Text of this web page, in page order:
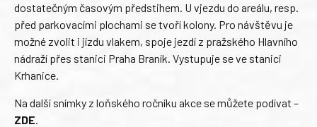
dostatečným časovým předstihem. U vjezdu do areálu, resp.
před parkovacími plochami se tvoří kolony. Pro návštěvu je
možné zvolit i jízdu vlakem, spoje jezdí z pražského Hlavního
nádraží přes stanici Praha Braník. Vystupuje se ve stanici
Krhanice.
Na další snímky z loňského ročníku akce se můžete podívat –
ZDE